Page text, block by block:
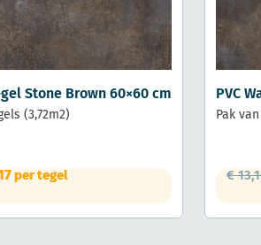
Stone Brown 60×60 cm
(3,72m2)
per tegel
PVC
Pak
€